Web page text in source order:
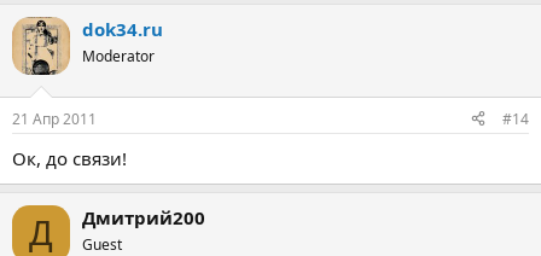
dok34.ru
Moderator
21 Апр 2011 #14
Ок, до связи!
Д Дмитрий200
Guest